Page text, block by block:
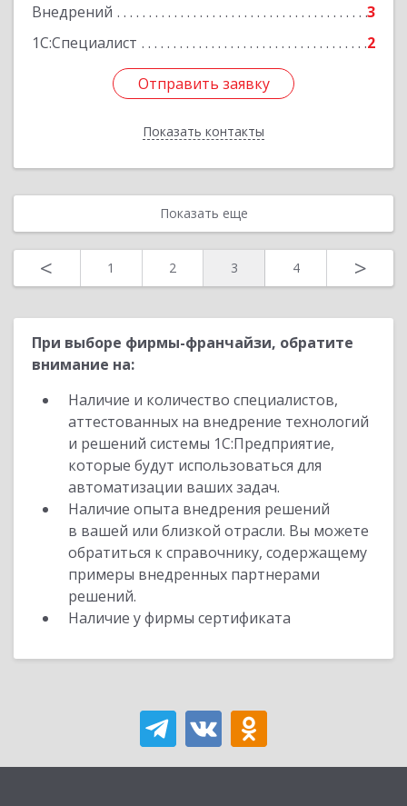
Внедрений
3
1С:Специалист
2
Отправить заявку
Показать контакты
Отправить заявку
Назад
Показать еще
< 1 2 3 4 >
При выборе фирмы-франчайзи, обратите
внимание на:
Наличие и количество специалистов,
аттестованных на внедрение технологий
и решений системы 1С:Предприятие,
которые будут использоваться для
автоматизации ваших задач.
Наличие опыта внедрения решений
в вашей или близкой отрасли. Вы можете
обратиться к справочнику, содержащему
примеры внедренных партнерами
решений.
Наличие у фирмы сертификата